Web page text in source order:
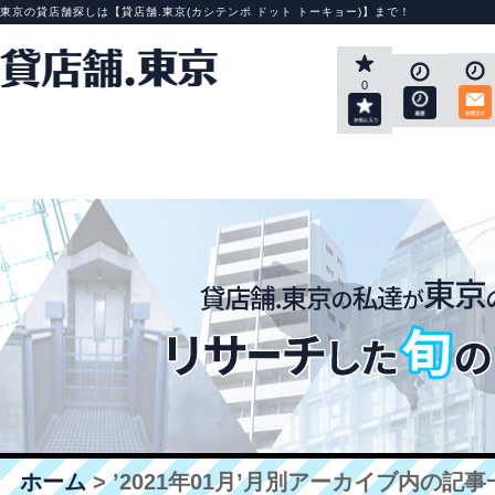
東京の貸店舗探しは【貸店舗.東京(カシテンポ ドット トーキョー)】まで！
0
ホーム> ’2021年01月’月別アーカイブ内の記事